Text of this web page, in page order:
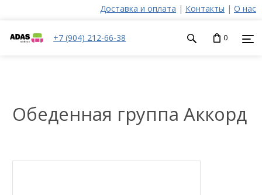
Доставка и оплата | Контакты | О нас
+7 (904) 212-66-38 0
Обеденная группа Аккорд